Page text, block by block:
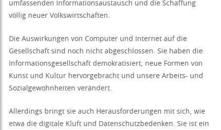
umfassenden Informationsaustausch und die Schaffung
völlig neuer Volkswirtschaften.
Die Auswirkungen von Computer und Internet auf die
Gesellschaft sind noch nicht abgeschlossen. Sie haben die
Informationsgesellschaft demokratisiert, neue Formen von
Kunst und Kultur hervorgebracht und unsere Arbeits- und
Sozialgewohnheiten verändert.
Allerdings bringt sie auch Herausforderungen mit sich, wie
etwa die digitale Kluft und Datenschutzbedenken. Sie ist ein